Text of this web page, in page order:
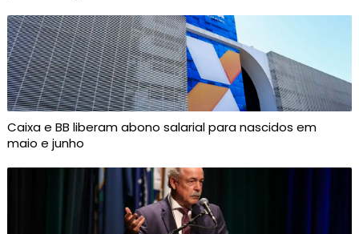
Caixa e BB liberam abono salarial para nascidos em
maio e junho